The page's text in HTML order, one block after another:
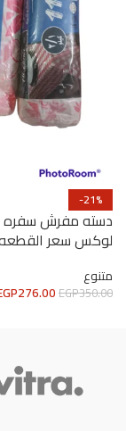
-21%
دسته مفرش سفره
لوكس سعر القطعه
متنوع
EGP350.00
276.00